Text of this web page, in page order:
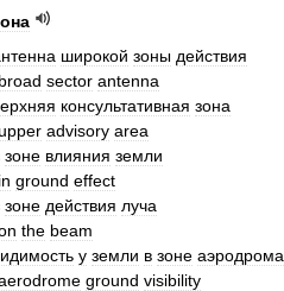
широкой зоны действия
broad sector antenna
консультативная зона
advisory area
зоне влияния земли
in ground effect
зоне действия луча
the beam
у земли в зоне аэродрома
ground visibility